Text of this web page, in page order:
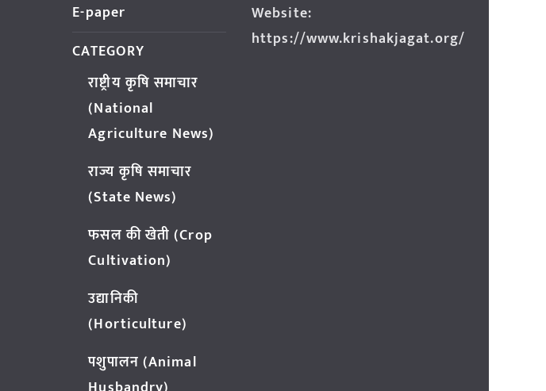
E-paper
CATEGORY
राष्ट्रीय कृषि समाचार
(National
Agriculture News)
राज्य कृषि समाचार
(State News)
फसल की खेती (Crop
Cultivation)
उद्यानिकी
(Horticulture)
पशुपालन (Animal
Website:
https://www.krishakjagat.org/